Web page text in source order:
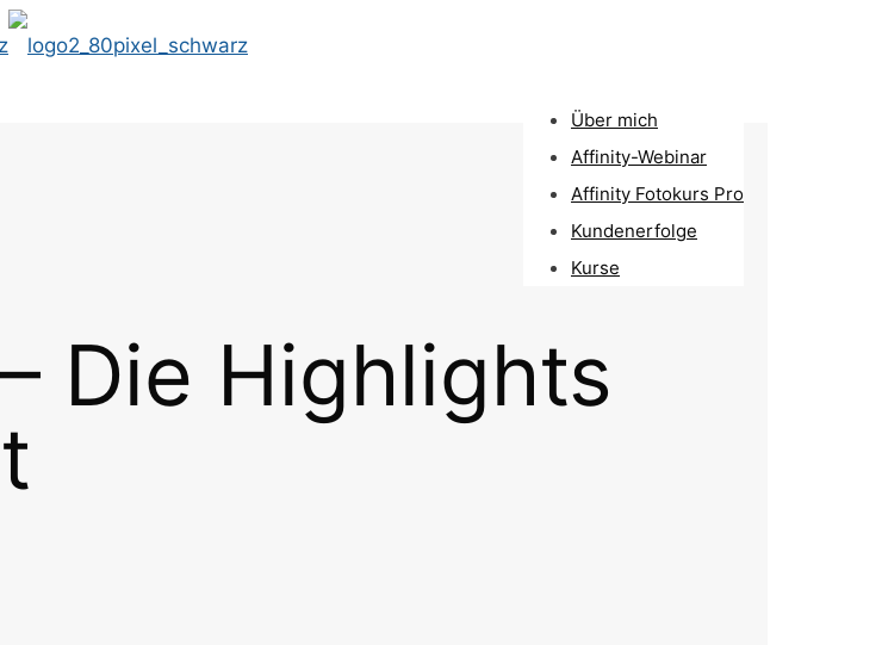
Über mich
Affinity-Webinar
Affinity Fotokurs Pro
Kundenerfolge
Kurse
Die Highlights